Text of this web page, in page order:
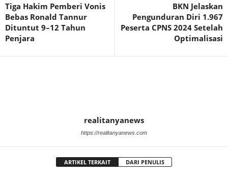
Tiga Hakim Pemberi Vonis
Bebas Ronald Tannur
Dituntut 9–12 Tahun
Penjara
BKN Jelaskan
Pengunduran Diri 1.967
Peserta CPNS 2024 Setelah
Optimalisasi
realitanyanews
https://realitanyanews.com
ARTIKEL TERKAIT DARI PENULIS